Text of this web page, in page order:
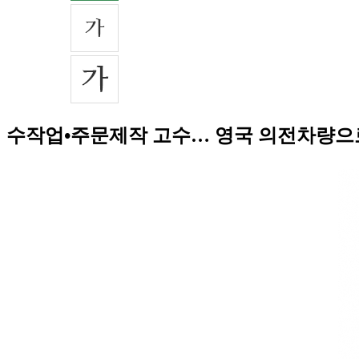
수작업•주문제작 고수… 영국 의전차량으